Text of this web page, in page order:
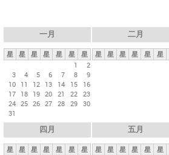
一月
星 星 星 星 星 星
星
1
2
3
4 5 6 7 8
9
10 11 12 13 14 15
16
17 18 19 20 21 22 23
24 25 26 27 28 29 30
31
二月
星 星 星 星 星 星
四月
星 星 星 星 星 星 星
五月
星 星 星 星 星 星